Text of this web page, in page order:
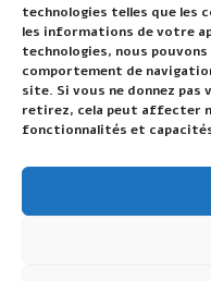
technologies telles que
les informations de votre
technologies, nous
comportement de
site. Si vous ne donnez
retirez, cela peut affecter
fonctionnalités et
Date de première